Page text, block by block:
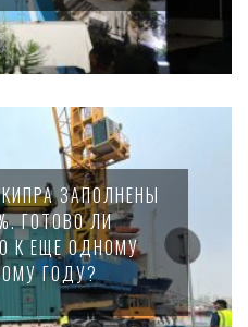
ЗАПОЛНЕНЫ
ГОТОВО ЛИ
К ЕЩЕ ОДНОМУ
ГОДУ?